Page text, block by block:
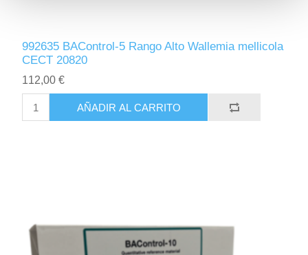
992635 BAControl-5 Rango Alto Wallemia mellicola
CECT 20820
112,00 €
AÑADIR AL CARRITO